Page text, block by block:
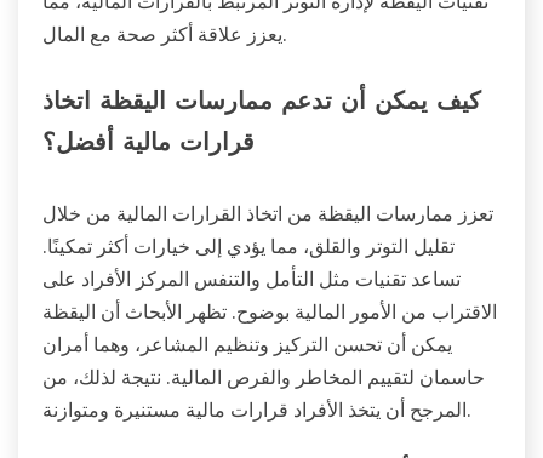
يعزز علاقة أكثر صحة مع المال.
كيف يمكن أن تدعم ممارسات اليقظة اتخاذ
قرارات مالية أفضل؟
تعزز ممارسات اليقظة من اتخاذ القرارات المالية من خلال
تقليل التوتر والقلق، مما يؤدي إلى خيارات أكثر تمكينًا.
تساعد تقنيات مثل التأمل والتنفس المركز الأفراد على
الاقتراب من الأمور المالية بوضوح. تظهر الأبحاث أن اليقظة
يمكن أن تحسن التركيز وتنظيم المشاعر، وهما أمران
حاسمان لتقييم المخاطر والفرص المالية. نتيجة لذلك، من
المرجح أن يتخذ الأفراد قرارات مالية مستنيرة ومتوازنة.